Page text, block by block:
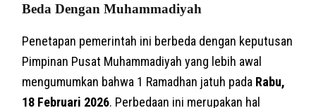
Beda Dengan Muhammadiyah
Penetapan pemerintah ini berbeda dengan keputusan
Pimpinan Pusat Muhammadiyah yang lebih awal
mengumumkan bahwa 1 Ramadhan jatuh pada Rabu,
18 Februari 2026. Perbedaan ini merupakan hal